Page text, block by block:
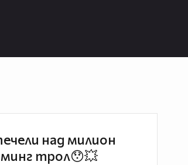
над милион
трол😯💥